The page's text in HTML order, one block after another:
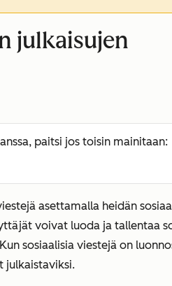
julkaisujen
paitsi jos toisin mainitaan:
asettamalla heidän
voivat luoda ja tallentaa
sosiaalisia viestejä on
julkaistaviksi.